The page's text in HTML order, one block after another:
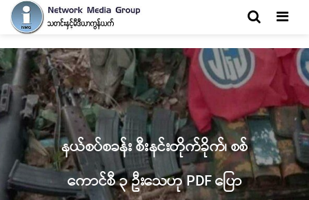
နယ်စပ်စခန်း စီးနင်းတိုက်ခိုက်၊ စစ်
ကောင်စီ ၃ ဦးသေဟု PDF ပြော